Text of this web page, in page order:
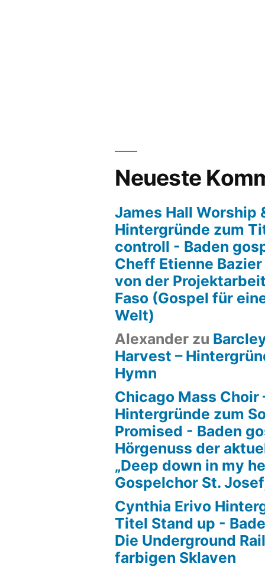
Neueste
James Hall Worship
Hintergründe zum
controll - Baden
Cheff Etienne
von der
Faso (Gospel für
Welt)
Alexander zu
Harvest –
Hymn
Chicago Mass Choir
Hintergründe zum
Promised - Baden
Hörgenuss der
„Deep down in my
Gospelchor St.
Cynthia Erivo
Titel Stand up -
Die Underground
farbigen Sklaven